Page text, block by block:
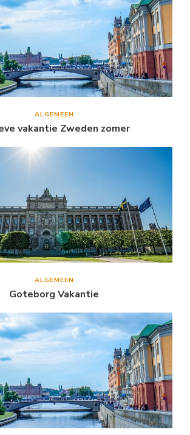
ALGEMEEN
vakantie Zweden zomer
ALGEMEEN
Goteborg Vakantie